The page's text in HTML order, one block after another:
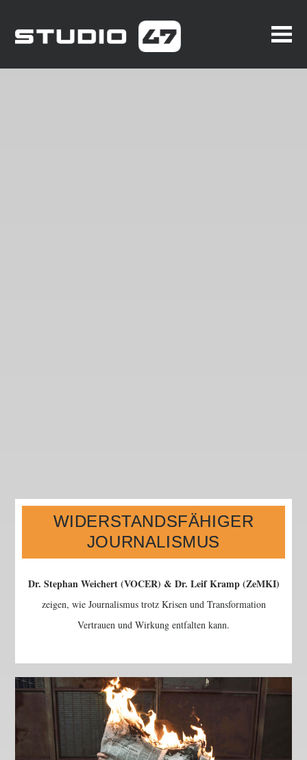
WIDERSTANDSFÄHIGER
JOURNALISMUS
Dr. Stephan Weichert (VOCER) & Dr. Leif Kramp (ZeMKI)
zeigen, wie Journalismus trotz Krisen und Transformation
Vertrauen und Wirkung entfalten kann.